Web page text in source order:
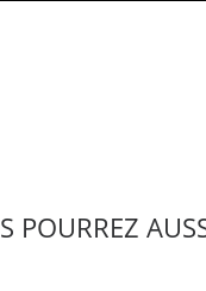
POURREZ